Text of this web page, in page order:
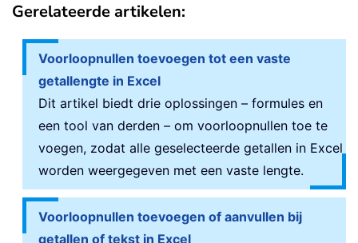
Gerelateerde artikelen:
Voorloopnullen toevoegen tot een vaste
getallengte in Excel
Dit artikel biedt drie oplossingen – formules en
een tool van derden – om voorloopnullen toe te
voegen, zodat alle geselecteerde getallen in Excel
worden weergegeven met een vaste lengte.
Voorloopnullen toevoegen of aanvullen bij
getallen of tekst in Excel